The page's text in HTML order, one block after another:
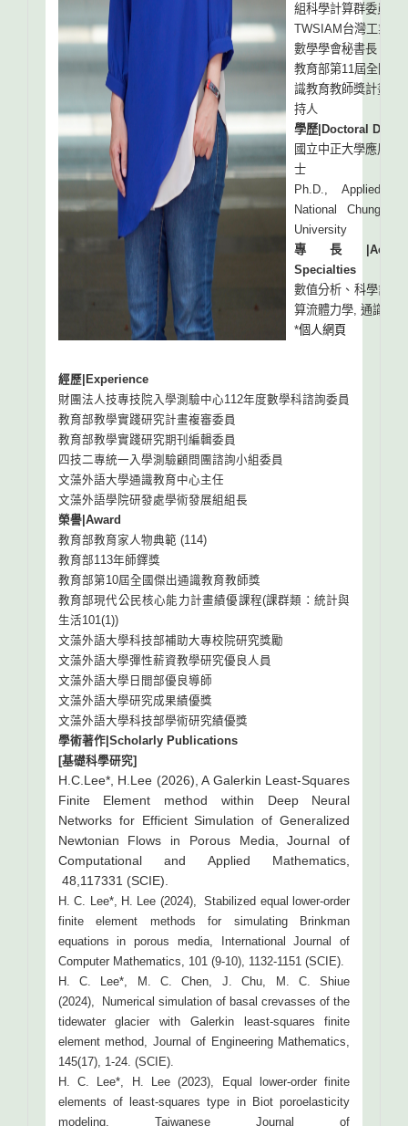
組科學計算群委員
TWSIAM台灣工業與
數學學會秘書長
教育部第11屆全國傑
識教育教師獎計畫協
持人
學歷|Doctoral
國立中正大學應用數
士
Ph.D., Applied
National Chung
University
專長
Specialties
數值分析、科學計算
算流體力學, 通識教育
*個人網頁
經歷|Experience
財團法人技專技院入學測驗中心112年度數學科諮詢委員
教育部教學實踐研究計畫複審委員
教育部教學實踐研究期刊編輯委員
四技二專統一入學測驗顧問團諮詢小組委員
文藻外語大學通識教育中心主任
文藻外語學院研發處學術發展組組長
榮譽|Award
教育部教育家人物典範 (114)
教育部113年師鐸獎
教育部第10屆全國傑出通識教育教師獎
教育部現代公民核心能力計畫績優課程(課群類：統計與
生活101(1))
文藻外語大學科技部補助大專校院研究獎勵
文藻外語大學彈性薪資教學研究優良人員
文藻外語大學日間部優良導師
文藻外語大學研究成果績優獎
文藻外語大學科技部學術研究績優獎
學術著作|Scholarly Publications
[基礎科學研究]
H.C.Lee*, H.Lee (2026), A Galerkin Least-Squares
Finite Element method within Deep Neural
Networks for Efficient Simulation of Generalized
Newtonian Flows in Porous Media, Journal of
Computational and Applied Mathematics,
48,117331 (SCIE).
H. C. Lee*, H. Lee (2024), Stabilized equal lower-order
finite element methods for simulating Brinkman
equations in porous media, International Journal of
Computer Mathematics, 101 (9-10), 1132-1151 (SCIE).
H. C. Lee*, M. C. Chen, J. Chu, M. C. Shiue
(2024), Numerical simulation of basal crevasses of the
tidewater glacier with Galerkin least-squares finite
element method, Journal of Engineering Mathematics,
145(17), 1-24. (SCIE).
H. C. Lee*, H. Lee (2023), Equal lower-order finite
elements of least-squares type in Biot poroelasticity
modeling, Taiwanese Journal of